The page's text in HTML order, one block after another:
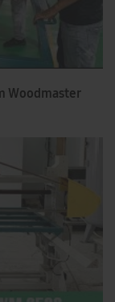
Woodmaster